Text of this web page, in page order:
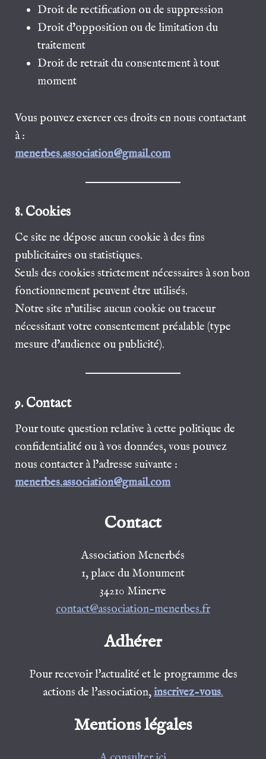
Droit de rectification ou de suppression
Droit d’opposition ou de limitation du
traitement
Droit de retrait du consentement à tout
moment
Vous pouvez exercer ces droits en nous contactant
à :
menerbes.association@gmail.com
8. Cookies
Ce site ne dépose aucun cookie à des fins
publicitaires ou statistiques.
Seuls des cookies strictement nécessaires à son bon
fonctionnement peuvent être utilisés.
Notre site n’utilise aucun cookie ou traceur
nécessitant votre consentement préalable (type
mesure d’audience ou publicité).
9. Contact
Pour toute question relative à cette politique de
confidentialité ou à vos données, vous pouvez
nous contacter à l’adresse suivante :
menerbes.association@gmail.com
Contact
Association Menerbés
1, place du Monument
34210 Minerve
contact@association-menerbes.fr
Adhérer
Pour recevoir l'actualité et le programme des
actions de l'association,inscrivez-vous.
Mentions légales